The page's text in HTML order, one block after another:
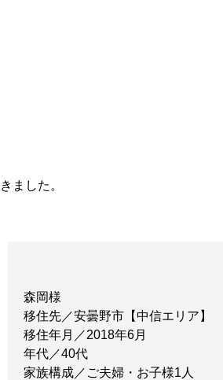
ました。
森岡様
移住先／安曇野市【中信エリア】
移住年月／2018年6月
年代／40代
家族構成／ご夫婦・お子様1人